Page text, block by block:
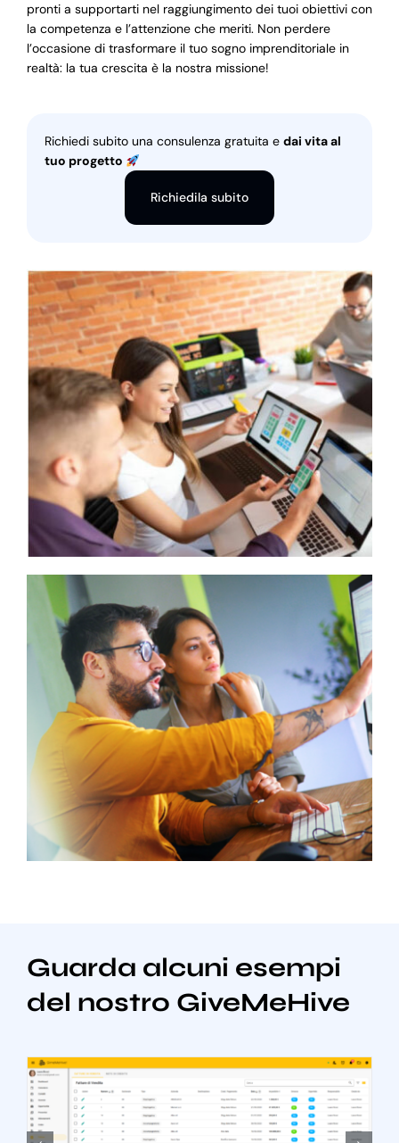
pronti a supportarti nel raggiungimento dei tuoi obiettivi con
la competenza e l’attenzione che meriti. Non perdere
l’occasione di trasformare il tuo sogno imprenditoriale in
realtà: la tua crescita è la nostra missione!
Richiedi subito una consulenza gratuita e dai vita al
tuo progetto
Richiedila subito
Guarda alcuni esempi
del nostro GiveMeHive